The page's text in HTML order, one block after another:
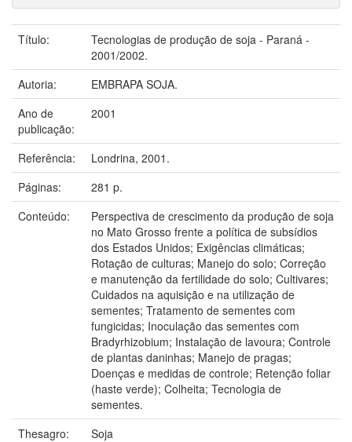
Título:
Tecnologias de produção de soja - Paraná -
2001/2002.
Autoria:
EMBRAPA SOJA.
Ano de
publicação:
2001
Referência:
Londrina, 2001.
Páginas:
281 p.
Conteúdo:
Perspectiva de crescimento da produção de soja
no Mato Grosso frente a política de subsídios
dos Estados Unidos; Exigências climáticas;
Rotação de culturas; Manejo do solo; Correção
e manutenção da fertilidade do solo; Cultivares;
Cuidados na aquisição e na utilização de
sementes; Tratamento de sementes com
fungicidas; Inoculação das sementes com
Bradyrhizobium; Instalação de lavoura; Controle
de plantas daninhas; Manejo de pragas;
Doenças e medidas de controle; Retenção foliar
(haste verde); Colheita; Tecnologia de
sementes.
Thesagro:
Soja